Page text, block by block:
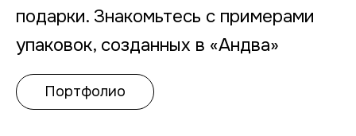
подарки. Знакомьтесь с примерами
упаковок, созданных в «Андва»
Портфолио